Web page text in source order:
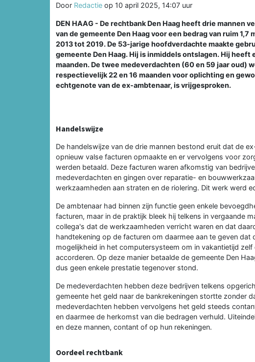
Door Redactie op 10 april 2025, 14:07 uur
DEN HAAG - De rechtbank Den Haag heeft drie mannen
van de gemeente Den Haag voor een bedrag van ruim
2013 tot 2019. De 53-jarige hoofdverdachte maakte
gemeente Den Haag. Hij is inmiddels ontslagen. Hij
maanden. De twee medeverdachten (60 en 59 jaar oud)
respectievelijk 22 en 16 maanden voor oplichting en
echtgenote van de ex-ambtenaar, is vrijgesproken.
Handelswijze
De handelswijze van de drie mannen bestond eruit dat de
opnieuw valse facturen opmaakte en er vervolgens voor
werden betaald. Deze facturen waren afkomstig van
medeverdachten en gingen over reparatie- en
werkzaamheden aan straten en de riolering. Dit werk werd
De ambtenaar had binnen zijn functie geen enkele
facturen, maar in de praktijk bleek hij telkens in vergaande
collega's dat de werkzaamheden verricht waren en dat
handtekening op de facturen om daarmee aan te geven
mogelijkheid in het computersysteem om in vakantietijd
accorderen. Op deze manier betaalde de gemeente Den
dus geen enkele prestatie tegenover stond.
De medeverdachten hebben deze bedrijven telkens
gemeente het geld naar de bankrekeningen stortte zonder
medeverdachten hebben vervolgens het geld steeds
en daarmee de herkomst van die bedragen verhuld.
en deze mannen, contant of op hun rekeningen.
Oordeel rechtbank